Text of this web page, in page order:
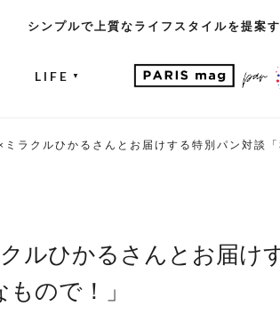
シンプルで上質なライフスタイルを提案
LIFE ▼
ミラクルひかるさんとお届けする特別パン対談
ルひかるさんとお届け
ので！」